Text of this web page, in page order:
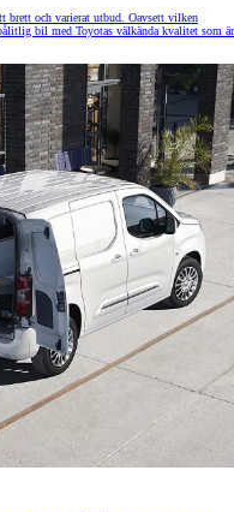
brett och varierat utbud. Oavsett vilken
bil med Toyotas välkända kvalitet som är